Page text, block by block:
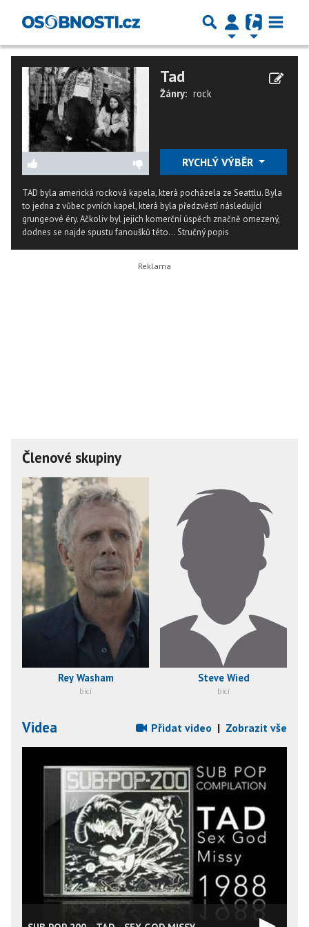
Tad
Žánry: rock
RYCHLÝ VÝBĚR
TAD byla americká rocková kapela, která pocházela ze Seattlu. Byla
to jedna z vůbec pvních kapel, která byla předzvěstí následující
grungeové éry. Ačkoliv byl jejich komerční úspěch značně omezený,
dodnes se najde spustu fanoušků této...Stručný popis
Členové skupiny
Rey Washam
bicí
Steve Wied
bicí
Videa Přidat video | Zobrazit vše